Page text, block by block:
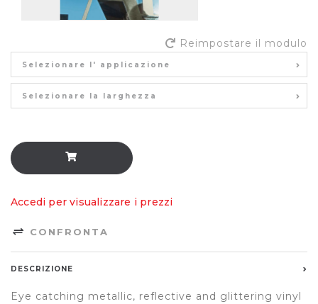
Reimpostare il modulo
Selezionare l' applicazione
Selezionare la larghezza
Accedi per visualizzare i prezzi
CONFRONTA
DESCRIZIONE
Eye catching metallic, reflective and glittering vinyl